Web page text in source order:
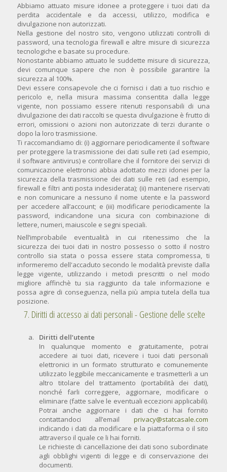
Abbiamo attuato misure idonee a proteggere i tuoi dati da
perdita accidentale e da accessi, utilizzo, modifica e
divulgazione non autorizzati.
Nella gestione del nostro sito, vengono utilizzati controlli di
password, una tecnologia firewall e altre misure di sicurezza
tecnologiche e basate su procedure.
Nonostante abbiamo attuato le suddette misure di sicurezza,
devi comunque sapere che non è possibile garantire la
sicurezza al 100%.
Devi essere consapevole che ci fornisci i dati a tuo rischio e
pericolo e, nella misura massima consentita dalla legge
vigente, non possiamo essere ritenuti responsabili di una
divulgazione dei dati raccolti se questa divulgazione è frutto di
errori, omissioni o azioni non autorizzate di terzi durante o
dopo la loro trasmissione.
Ti raccomandiamo di: (i) aggiornare periodicamente il software
per proteggere la trasmissione dei dati sulle reti (ad esempio,
il software antivirus) e controllare che il fornitore dei servizi di
comunicazione elettronici abbia adottato mezzi idonei per la
sicurezza della trasmissione dei dati sulle reti (ad esempio,
firewall e filtri anti posta indesiderata); (ii) mantenere riservati
e non comunicare a nessuno il nome utente e la password
per accedere all’account; e (iii) modificare periodicamente la
password, indicandone una sicura con combinazione di
lettere, numeri, maiuscole e segni speciali.
Nell’improbabile eventualità in cui ritenessimo che la
sicurezza dei tuoi dati in nostro possesso o sotto il nostro
controllo sia stata o possa essere stata compromessa, ti
informeremo dell'accaduto secondo le modalità previste dalla
legge vigente, utilizzando i metodi prescritti o nel modo
migliore affinchè tu sia raggiunto da tale informazione e
possa agire di conseguenza, nella più ampia tutela della tua
posizione.
7. Diritti di accesso ai dati personali - Gestione delle scelte
Diritti dell’utente
In qualunque momento e gratuitamente, potrai
accedere ai tuoi dati, ricevere i tuoi dati personali
elettronici in un formato strutturato e comunemente
utilizzato leggibile meccanicamente e trasmetterli a un
altro titolare del trattamento (portabilità dei dati),
nonché farli correggere, aggiornare, modificare o
eliminare (fatte salve le eventuali eccezioni applicabili).
Potrai anche aggiornare i dati che ci hai fornito
contattandoci all’email privacy@statcasale.com
indicando i dati da modificare e la piattaforma o il sito
attraverso il quale ce li hai forniti.
Le richieste di cancellazione dei dati sono subordinate
agli obblighi vigenti di legge e di conservazione dei
documenti.